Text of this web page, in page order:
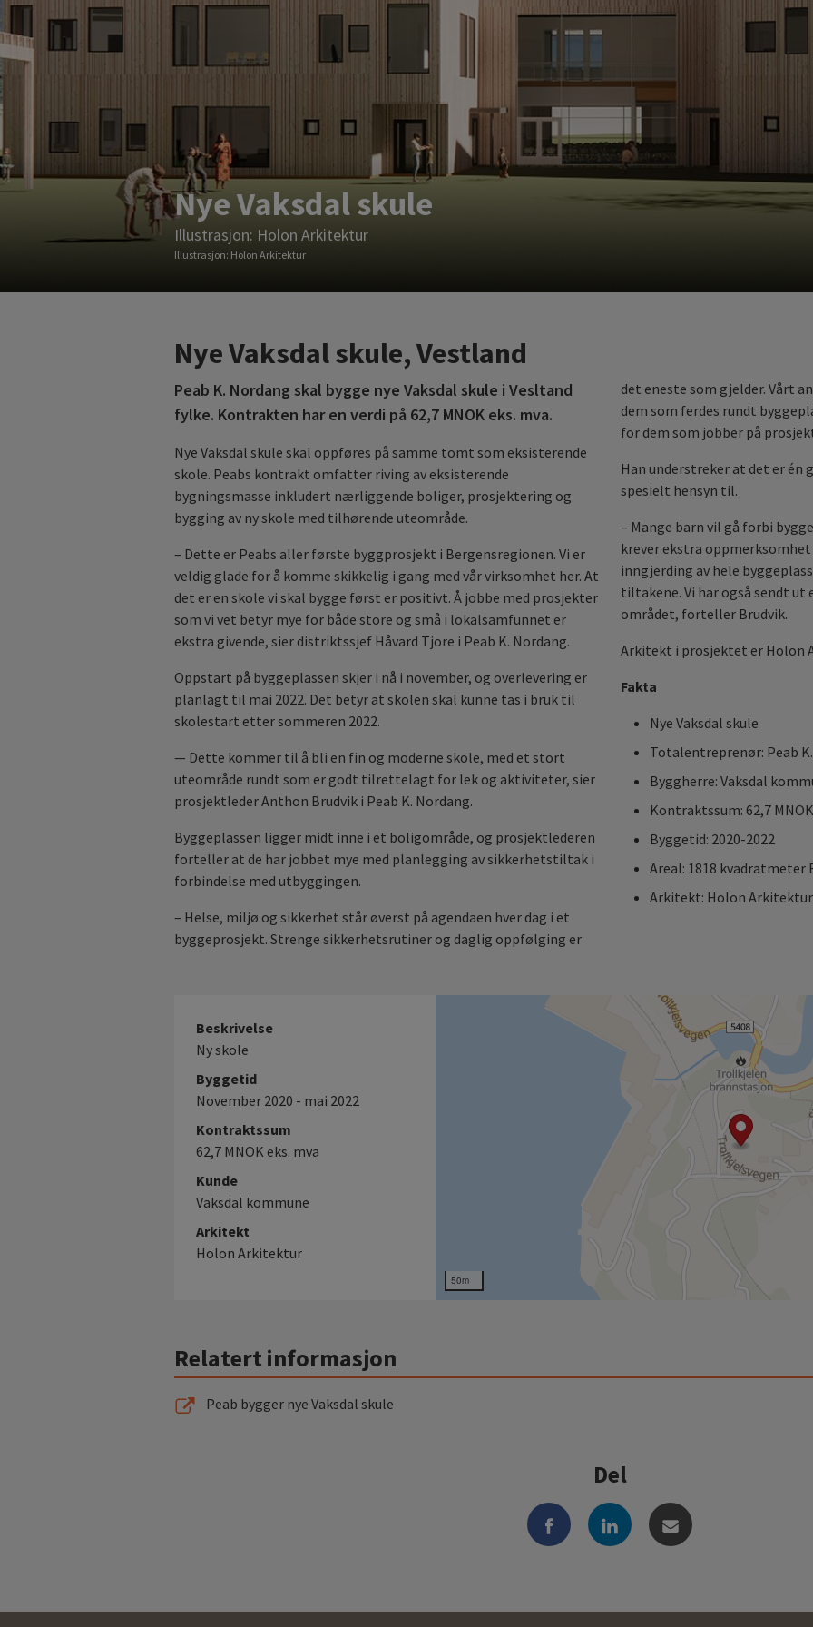
Nye Vaksdal skule
Illustrasjon: Holon Arkitektur
Illustrasjon: Holon Arkitektur
Nye Vaksdal skule, Vestland
Peab K. Nordang skal bygge nye Vaksdal skule i Vesltand
fylke. Kontrakten har en verdi på 62,7 MNOK eks. mva.
Nye Vaksdal skule skal oppføres på samme tomt som eksisterende
skole. Peabs kontrakt omfatter riving av eksisterende
bygningsmasse inkludert nærliggende boliger, prosjektering og
bygging av ny skole med tilhørende uteområde.
– Dette er Peabs aller første byggprosjekt i Bergensregionen. Vi er
veldig glade for å komme skikkelig i gang med vår virksomhet her. At
det er en skole vi skal bygge først er positivt. Å jobbe med prosjekter
som vi vet betyr mye for både store og små i lokalsamfunnet er
ekstra givende, sier distriktssjef Håvard Tjore i Peab K. Nordang.
Oppstart på byggeplassen skjer i nå i november, og overlevering er
planlagt til mai 2022. Det betyr at skolen skal kunne tas i bruk til
skolestart etter sommeren 2022.
— Dette kommer til å bli en fin og moderne skole, med et stort
uteområde rundt som er godt tilrettelagt for lek og aktiviteter, sier
prosjektleder Anthon Brudvik i Peab K. Nordang.
Byggeplassen ligger midt inne i et boligområde, og prosjektlederen
forteller at de har jobbet mye med planlegging av sikkerhetstiltak i
forbindelse med utbyggingen.
– Helse, miljø og sikkerhet står øverst på agendaen hver dag i et
byggeprosjekt. Strenge sikkerhetsrutiner og daglig oppfølging er
det eneste som gjelder. Vårt
dem som ferdes rundt
for dem som jobber på
Han understreker at det er én
spesielt hensyn til.
– Mange barn vil gå forbi
krever ekstra
inngjerding av hele
tiltakene. Vi har også sendt
området, forteller Brudvik.
Arkitekt i prosjektet er Holon
Fakta
Nye Vaksdal skule
Totalentreprenør: Peab
Byggherre: Vaksdal
Kontraktssum: 62,7
Byggetid: 2020-2022
Areal: 1818 kvadratmeter
Arkitekt: Holon Arkitektur
Beskrivelse
Ny skole
Byggetid
November 2020 - mai 2022
Kontraktssum
62,7 MNOK eks. mva
Kunde
Vaksdal kommune
Arkitekt
Holon Arkitektur
50m
Relatert informasjon
Peab bygger nye Vaksdal skule
Del